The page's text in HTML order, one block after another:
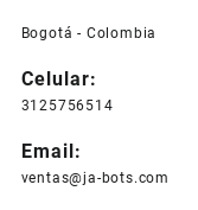
Bogotá - Colombia
Celular:
3125756514
Email:
ventas@ja-bots.com